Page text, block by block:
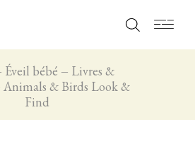
Éveil bébé
Livres &
Animals & Birds Look &
Find